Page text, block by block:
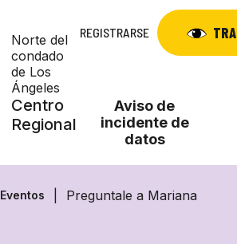
Norte del
condado
de Los
Ángeles
Centro
Regional
REGISTRARSE
Aviso de
incidente de
datos
Eventos Preguntale a Mariana